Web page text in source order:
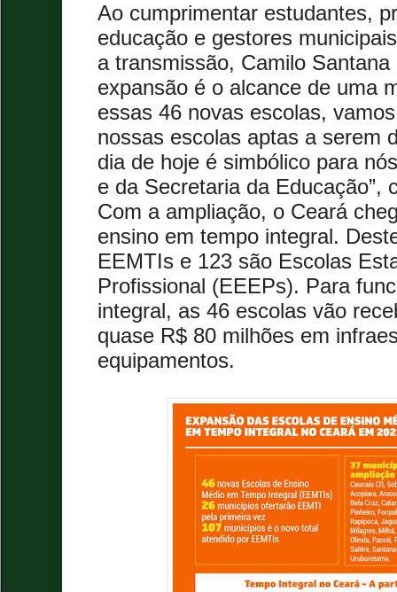
Ao cumprimentar estudantes,
educação e gestores
a transmissão, Camilo
expansão é o alcance de uma
essas 46 novas escolas,
nossas escolas aptas a serem
dia de hoje é simbólico para
e da Secretaria da Educação”,
Com a ampliação, o Ceará
ensino em tempo integral.
EEMTIs e 123 são Escolas
Profissional (EEEPs). Para
integral, as 46 escolas vão
quase R$ 80 milhões em
equipamentos.